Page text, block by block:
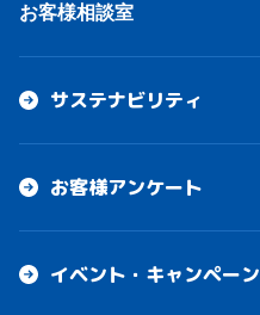
お客様相談室
サステナビリティ
お客様アンケート
イベント・キャンペーン